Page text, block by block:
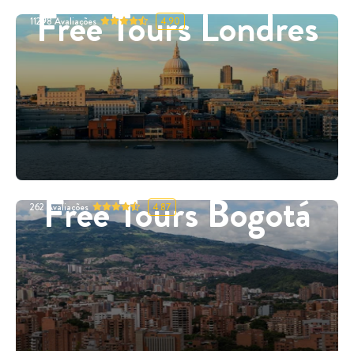
Free Tours Londres
11298Avaliações 4.90
Free Tours Bogotá
262 Avaliações 4.87